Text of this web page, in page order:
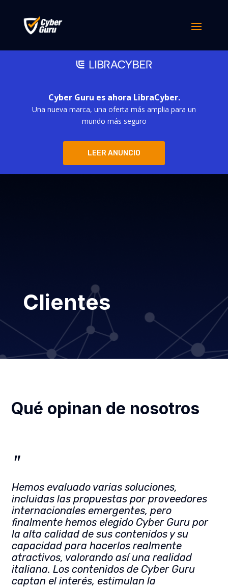
Cyber Guru es ahora LibraCyber.
Una nueva marca, una oferta más amplia para un
mundo más seguro
LEER ANUNCIO
Clientes
Qué opinan de nosotros
"
Hemos evaluado varias soluciones,
incluidas las propuestas por proveedores
internacionales emergentes, pero
finalmente hemos elegido Cyber Guru por
la alta calidad de sus contenidos y su
capacidad para hacerlos realmente
atractivos, valorando así una realidad
italiana. Los contenidos de Cyber Guru
captan el interés, estimulan la